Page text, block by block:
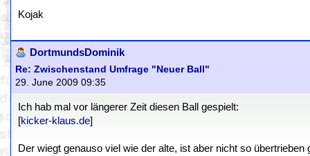
Kojak
DortmundsDominik
Re: Zwischenstand Umfrage "Neuer Ball"
29. June 2009 09:35
Ich hab mal vor längerer Zeit diesen Ball gespielt:
[kicker-klaus.de]
Der wiegt genauso viel wie der alte, ist aber nicht so